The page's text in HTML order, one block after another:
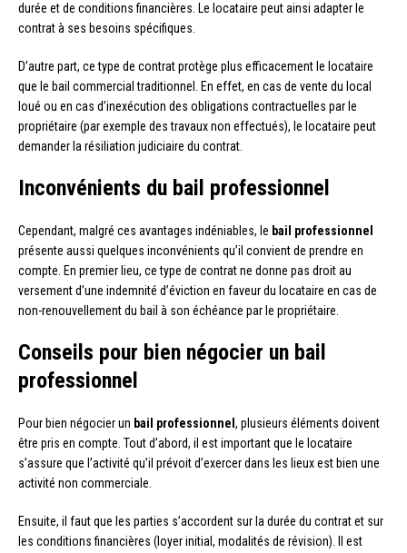
durée et de conditions financières. Le locataire peut ainsi adapter le
contrat à ses besoins spécifiques.
D’autre part, ce type de contrat protège plus efficacement le locataire
que le bail commercial traditionnel. En effet, en cas de vente du local
loué ou en cas d’inexécution des obligations contractuelles par le
propriétaire (par exemple des travaux non effectués), le locataire peut
demander la résiliation judiciaire du contrat.
Inconvénients du bail professionnel
Cependant, malgré ces avantages indéniables, le bail professionnel
présente aussi quelques inconvénients qu’il convient de prendre en
compte. En premier lieu, ce type de contrat ne donne pas droit au
versement d’une indemnité d’éviction en faveur du locataire en cas de
non-renouvellement du bail à son échéance par le propriétaire.
Conseils pour bien négocier un bail
professionnel
Pour bien négocier un bail professionnel , plusieurs éléments doivent
être pris en compte. Tout d’abord, il est important que le locataire
s’assure que l’activité qu’il prévoit d’exercer dans les lieux est bien une
activité non commerciale.
Ensuite, il faut que les parties s’accordent sur la durée du contrat et sur
les conditions financières (loyer initial, modalités de révision). Il est